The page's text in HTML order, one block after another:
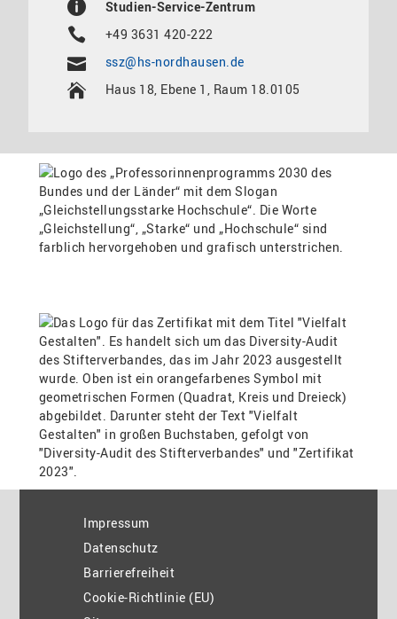
Studien-Service-Zentrum
+49 3631 420-222
ssz@hs-nordhausen.de
Haus 18, Ebene 1, Raum 18.0105
Impressum
Datenschutz
Barrierefreiheit
Cookie-Richtlinie (EU)